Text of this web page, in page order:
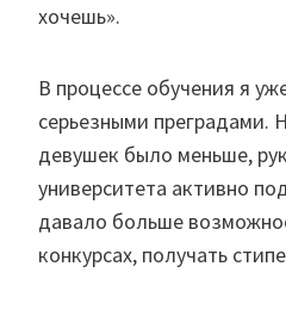
хочешь».
В процессе обучения я
серьезными преградами.
девушек было меньше,
университета активно
давало больше
конкурсах, получать